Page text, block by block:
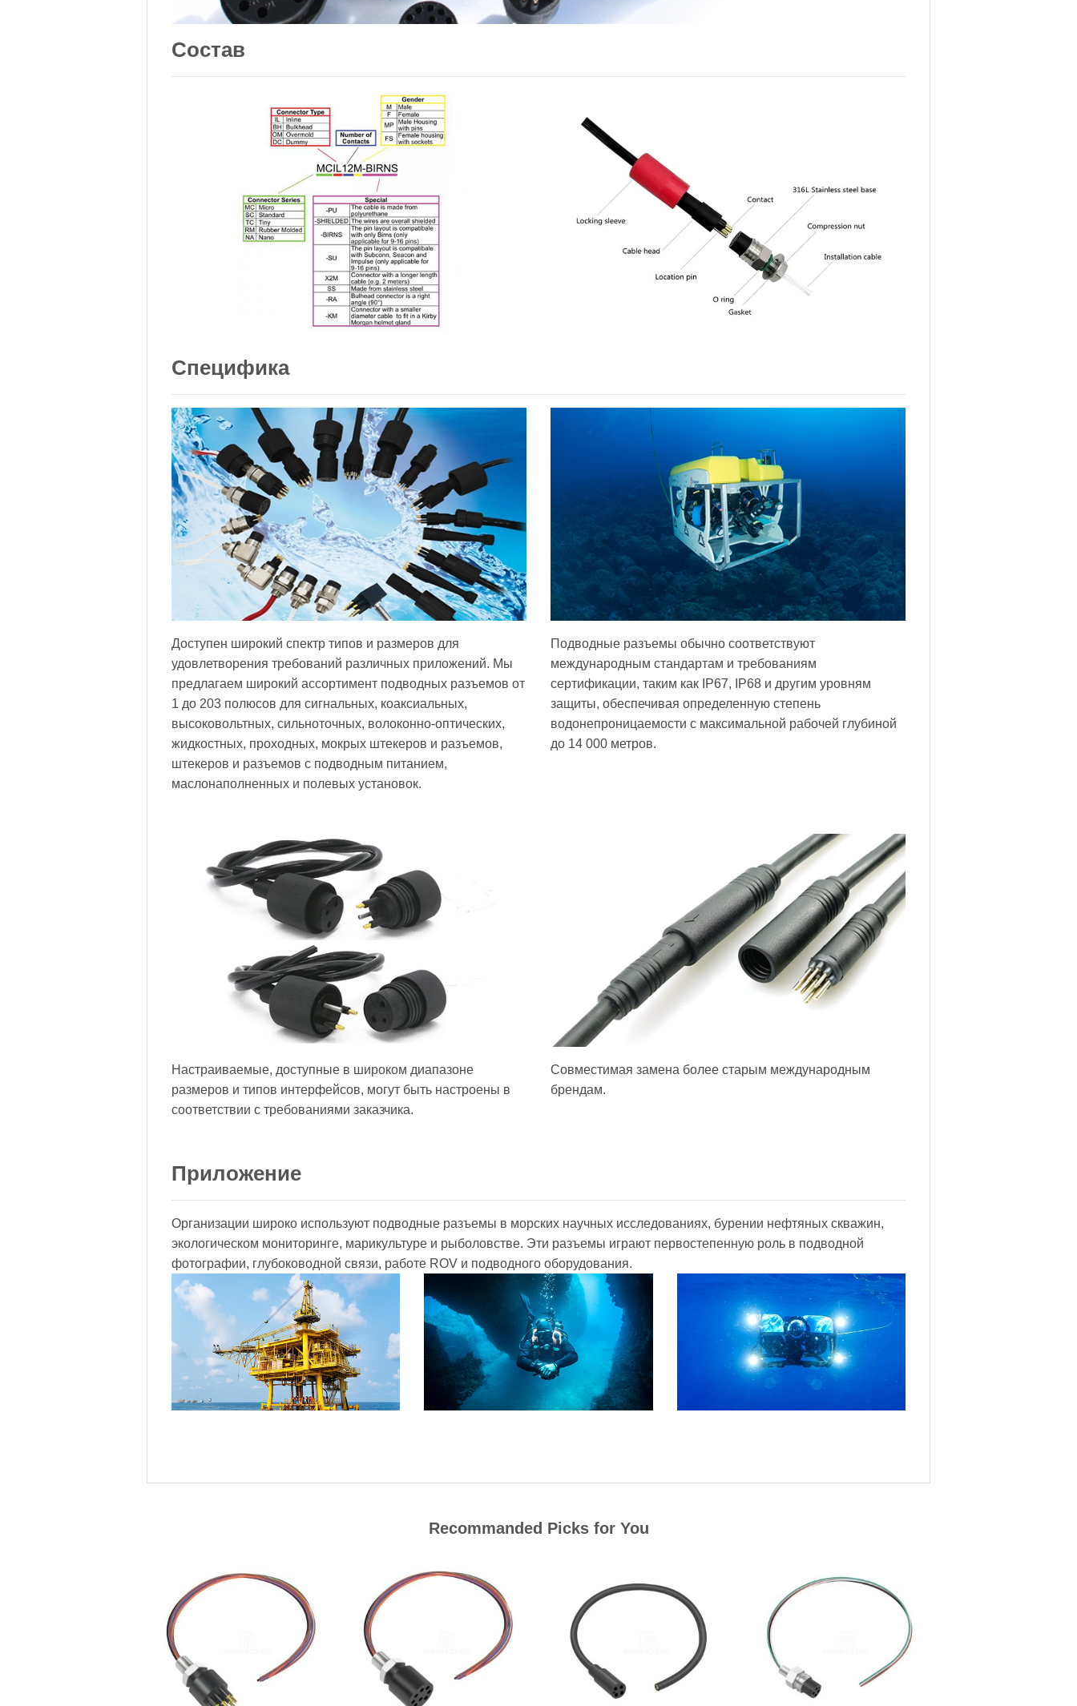
Состав
Специфика
Доступен широкий спектр типов и размеров для
удовлетворения требований различных приложений. Мы
предлагаем широкий ассортимент подводных разъемов от
1 до 203 полюсов для сигнальных, коаксиальных,
высоковольтных, сильноточных, волоконно-оптических,
жидкостных, проходных, мокрых штекеров и разъемов,
штекеров и разъемов с подводным питанием,
маслонаполненных и полевых установок.
Подводные разъемы обычно соответствуют
международным стандартам и требованиям
сертификации, таким как IP67, IP68 и другим уровням
защиты, обеспечивая определенную степень
водонепроницаемости с максимальной рабочей глубиной
до 14 000 метров.
Настраиваемые, доступные в широком диапазоне
размеров и типов интерфейсов, могут быть настроены в
соответствии с требованиями заказчика.
Совместимая замена более старым международным
брендам.
Приложение
Организации широко используют подводные разъемы в морских научных исследованиях, бурении нефтяных скважин,
экологическом мониторинге, марикультуре и рыболовстве. Эти разъемы играют первостепенную роль в подводной
фотографии, глубоководной связи, работе ROV и подводного оборудования.
Recommanded Picks for You